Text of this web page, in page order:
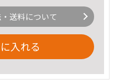
送料について
入れる